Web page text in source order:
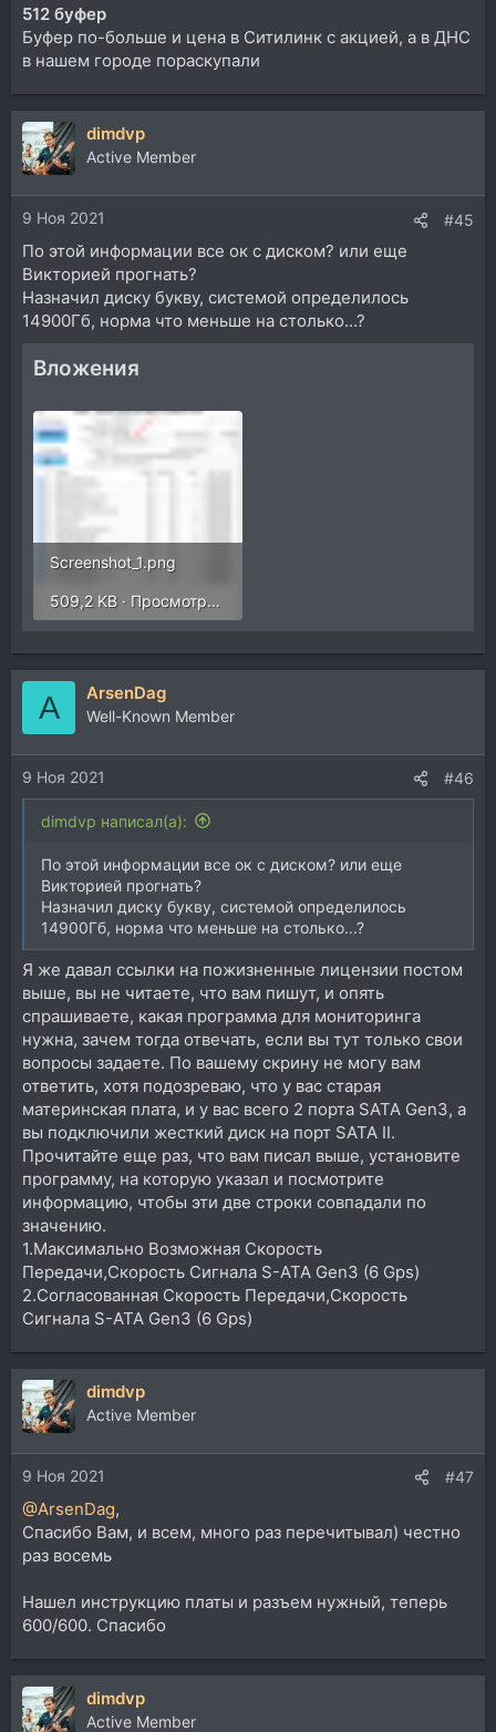
512 буфер
Буфер по-больше и цена в Ситилинк с акцией, а в ДНС
в нашем городе пораскупали
dimdvp
Active Member
9 Ноя 2021 #45
По этой информации все ок с диском? или еще
Викторией прогнать?
Назначил диску букву, системой определилось
14900Гб, норма что меньше на столько...?
Вложения
Screenshot_1.png
509,2 KB · Просмотры: 262
A ArsenDag
Well-Known Member
9 Ноя 2021 #46
dimdvp написал(а):
По этой информации все ок с диском? или еще
Викторией прогнать?
Назначил диску букву, системой определилось
14900Гб, норма что меньше на столько...?
Я же давал ссылки на пожизненные лицензии постом
выше, вы не читаете, что вам пишут, и опять
спрашиваете, какая программа для мониторинга
нужна, зачем тогда отвечать, если вы тут только свои
вопросы задаете. По вашему скрину не могу вам
ответить, хотя подозреваю, что у вас старая
материнская плата, и у вас всего 2 порта SATA Gen3, а
вы подключили жесткий диск на порт SATA II.
Прочитайте еще раз, что вам писал выше, установите
программу, на которую указал и посмотрите
информацию, чтобы эти две строки совпадали по
значению.
1.Максимально Возможная Скорость
Передачи,Скорость Сигнала S-ATA Gen3 (6 Gps)
2.Согласованная Скорость Передачи,Скорость
Сигнала S-ATA Gen3 (6 Gps)
dimdvp
Active Member
9 Ноя 2021 #47
@ArsenDag,
Спасибо Вам, и всем, много раз перечитывал) честно
раз восемь
Нашел инструкцию платы и разъем нужный, теперь
600/600. Спасибо
dimdvp
Active Member